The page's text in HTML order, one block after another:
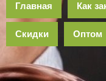
Главная Как
Скидки Оптом